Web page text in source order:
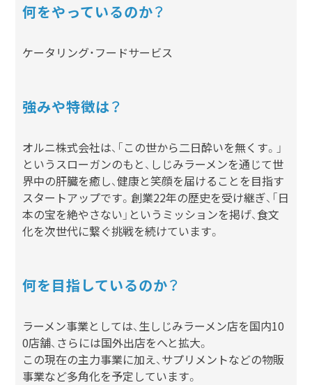
何をやっているのか？
ケータリング・フードサービス
強みや特徴は？
オルニ株式会社は、「この世から二日酔いを無くす。」
というスローガンのもと、しじみラーメンを通じて世
界中の肝臓を癒し、健康と笑顔を届けることを目指す
スタートアップです。創業22年の歴史を受け継ぎ、「日
本の宝を絶やさない」というミッションを掲げ、食文
化を次世代に繋ぐ挑戦を続けています。
何を目指しているのか？
ラーメン事業としては、生しじみラーメン店を国内10
0店舗、さらには国外出店をへと拡大。
この現在の主力事業に加え、サプリメントなどの物販
事業など多角化を予定しています。